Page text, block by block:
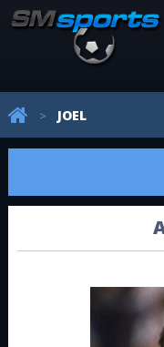
PROFISSIONAL
DE BASE
> JOEL